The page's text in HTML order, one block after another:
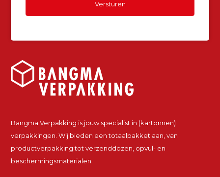
Bangma Verpakking is jouw specialist in (kartonnen)
verpakkingen. Wij bieden een totaalpakket aan, van
productverpakking tot verzenddozen, opvul- en
beschermingsmaterialen.